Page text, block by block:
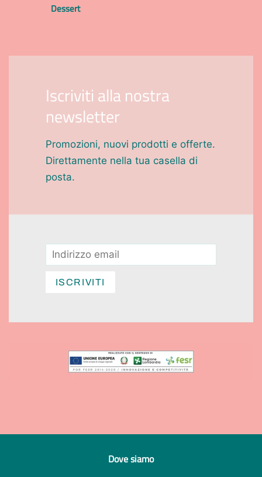
Dessert
Iscriviti alla nostra
newsletter
Promozioni, nuovi prodotti e offerte.
Direttamente nella tua casella di
posta.
Email
ISCRIVITI
Dove siamo